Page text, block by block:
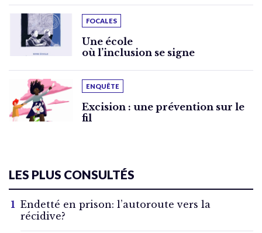
FOCALES
Une école
où l’inclusion se signe
ENQUÊTE
Excision : une prévention sur le
fil
LES PLUS CONSULTÉS
Endetté en prison: l’autoroute vers la
récidive?